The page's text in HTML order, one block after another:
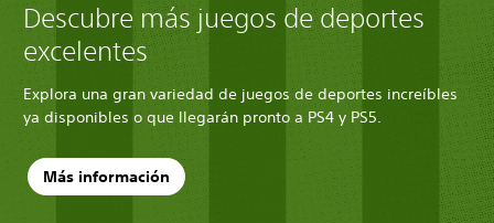
Descubre más juegos de deportes
excelentes
Explora una gran variedad de juegos de deportes increíbles
ya disponibles o que llegarán pronto a PS4 y PS5.
Más información